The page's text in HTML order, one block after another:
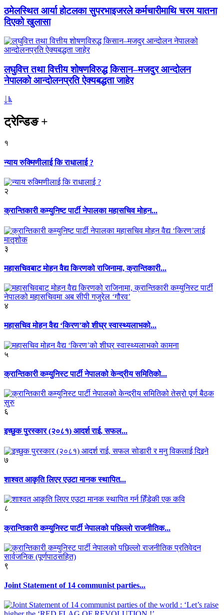
ठमेलस्थित आर्या होटलका सुपरभाइजरले कर्मचारीमाथि चरम यातना
दिएको खुलासा
लघुवित्त तथा वित्तीय शोषणविरुद्ध किसान–मजदुर आन्दोलन
नेपालको आन्दोलनप्रति ऐक्यबद्धता जाहेर
ट्रेन्डिङ+
१
न्याय रुक्मिणीलाई कि राधालाई ?
२
क्रान्तिकारी कम्युनिष्ट पार्टी नेपालका महासचिव मोहन...
३
महासचिवबाट मोहन वैद्य किरणको राजिनामा, क्रान्तिकारी...
४
महासचिव मोहन वैद्य ‘किरण’को शीघ्र स्वास्थ्यलाभको...
५
क्रान्तिकारी कम्युनिस्ट पार्टी नेपालको केन्द्रीय समितिको...
६
इच्छुक पुरस्कार (२०८१) आदर्श राई, सफल...
७
शाश्वत आकृति लिएर एउटा मानक स्थापित...
८
क्रान्तिकारी कम्युनिस्ट पार्टी नेपालको पछिल्लो राजनीतिक...
९
Joint Statement of 14 communist parties...